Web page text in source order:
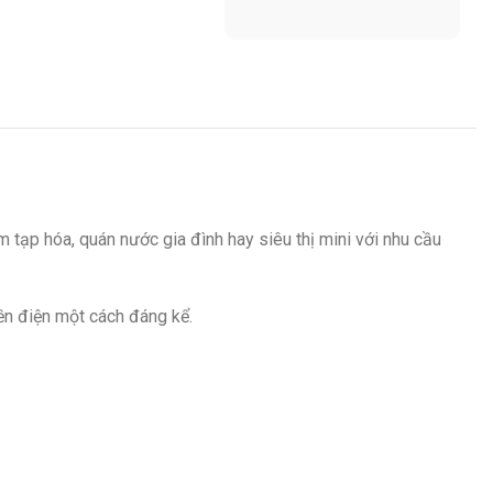
hóa, quán nước gia đình hay siêu thị mini với nhu cầu
điện một cách đáng kể.